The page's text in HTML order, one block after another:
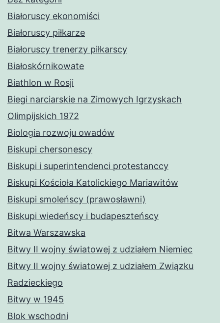
Białoruscy ekonomiści
Białoruscy piłkarze
Białoruscy trenerzy piłkarscy
Białoskórnikowate
Biathlon w Rosji
Biegi narciarskie na Zimowych Igrzyskach
Olimpijskich 1972
Biologia rozwoju owadów
Biskupi chersonescy
Biskupi i superintendenci protestanccy
Biskupi Kościoła Katolickiego Mariawitów
Biskupi smoleńscy (prawosławni)
Biskupi wiedeńscy i budapeszteńscy
Bitwa Warszawska
Bitwy II wojny światowej z udziałem Niemiec
Bitwy II wojny światowej z udziałem Związku
Radzieckiego
Bitwy w 1945
Blok wschodni